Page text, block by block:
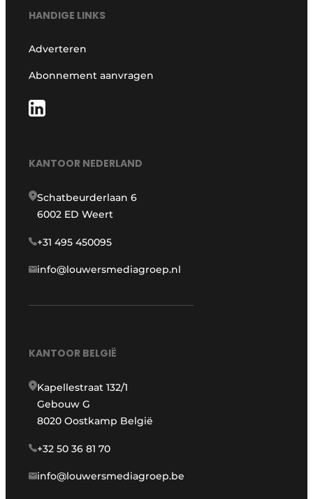
HANDIGE LINKS
Adverteren
Abonnement aanvragen
KANTOOR NEDERLAND
Schatbeurderlaan 6
6002 ED Weert
+31 495 450095
info@louwersmediagroep.nl
KANTOOR BELGIË
Kapellestraat 132/1
Gebouw G
8020 Oostkamp België
+32 50 36 81 70
info@louwersmediagroep.be